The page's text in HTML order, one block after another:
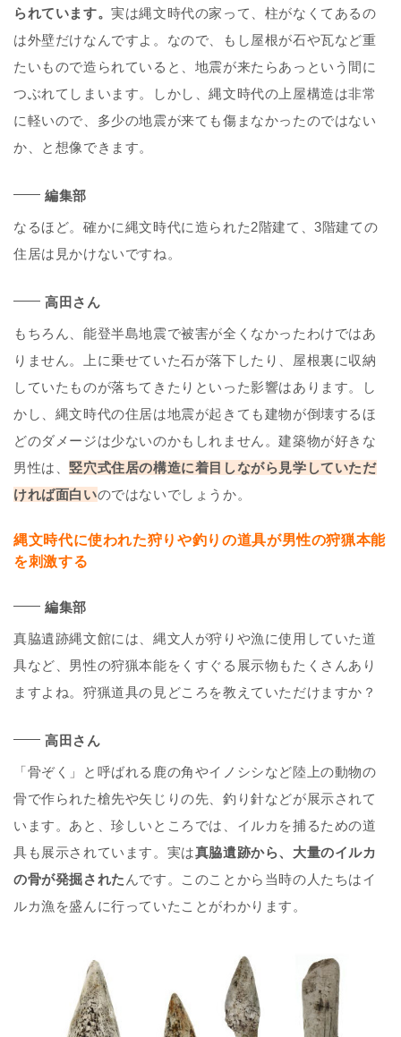
られています。実は縄文時代の家って、柱がなくてあるの
は外壁だけなんですよ。なので、もし屋根が石や瓦など重
たいもので造られていると、地震が来たらあっという間に
つぶれてしまいます。しかし、縄文時代の上屋構造は非常
に軽いので、多少の地震が来ても傷まなかったのではない
か、と想像できます。
編集部
なるほど。確かに縄文時代に造られた2階建て、3階建ての
住居は見かけないですね。
高田さん
もちろん、能登半島地震で被害が全くなかったわけではあ
りません。上に乗せていた石が落下したり、屋根裏に収納
していたものが落ちてきたりといった影響はあります。し
かし、縄文時代の住居は地震が起きても建物が倒壊するほ
どのダメージは少ないのかもしれません。建築物が好きな
男性は、竪穴式住居の構造に着目しながら見学していただ
ければ面白いのではないでしょうか。
縄文時代に使われた狩りや釣りの道具が男性の狩猟本能
を刺激する
編集部
真脇遺跡縄文館には、縄文人が狩りや漁に使用していた道
具など、男性の狩猟本能をくすぐる展示物もたくさんあり
ますよね。狩猟道具の見どころを教えていただけますか？
高田さん
「骨ぞく」と呼ばれる鹿の角やイノシシなど陸上の動物の
骨で作られた槍先や矢じりの先、釣り針などが展示されて
います。あと、珍しいところでは、イルカを捕るための道
具も展示されています。実は真脇遺跡から、大量のイルカ
の骨が発掘された んです。このことから当時の人たちはイ
ルカ漁を盛んに行っていたことがわかります。